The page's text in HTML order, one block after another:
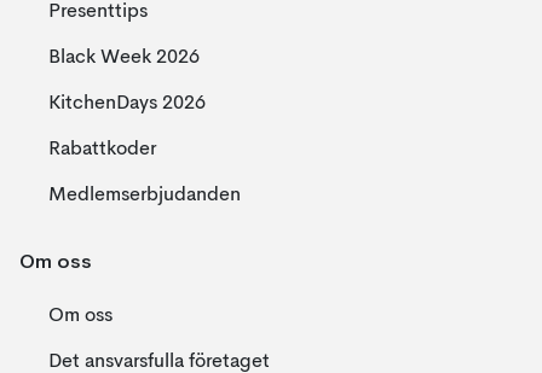
Presenttips
Black Week 2026
KitchenDays 2026
Rabattkoder
Medlemserbjudanden
Om oss
Om oss
Det ansvarsfulla företaget